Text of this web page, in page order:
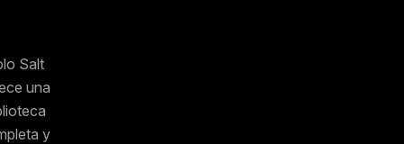
Salt
una
y